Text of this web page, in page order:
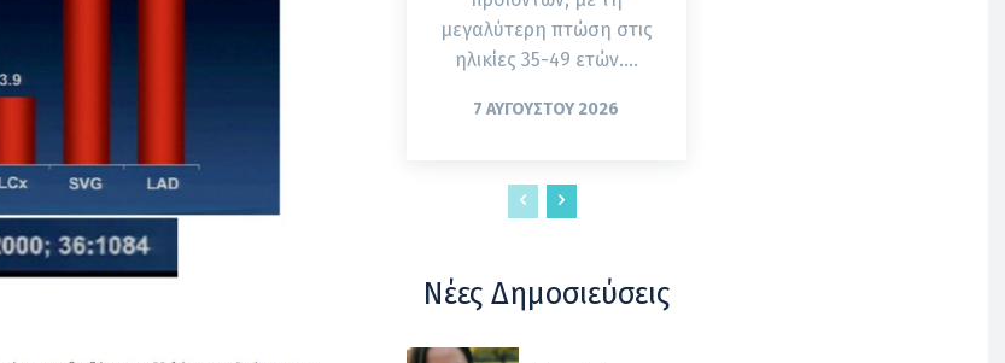
μεγαλύτερη πτώση στις
ηλικίες 35-49 ετών....
7 ΑΥΓΟΎΣΤΟΥ 2026
Νέες Δημοσιεύσεις